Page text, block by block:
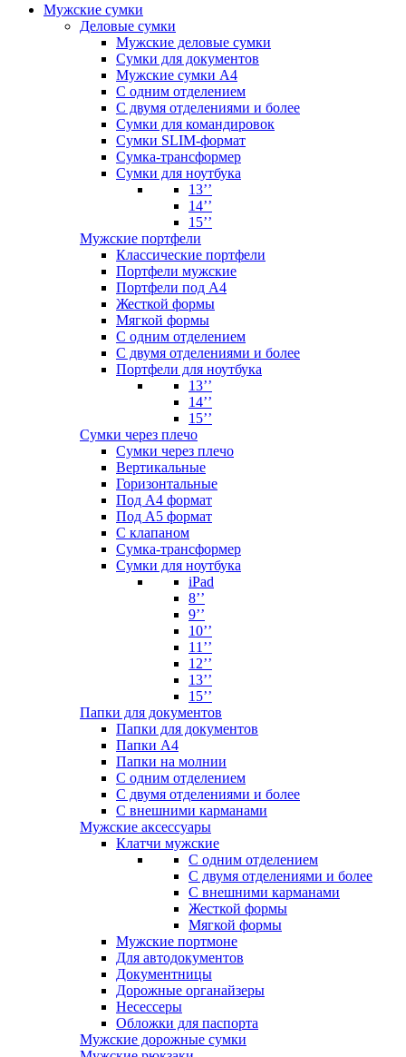
Мужские сумки
Деловые сумки
Мужские деловые сумки
Сумки для документов
Мужские сумки А4
С одним отделением
С двумя отделениями и более
Сумки для командировок
Сумки SLIM-формат
Сумка-трансформер
Сумки для ноутбука
13’’
14’’
15’’
Мужские портфели
Классические портфели
Портфели мужские
Портфели под А4
Жесткой формы
Мягкой формы
С одним отделением
С двумя отделениями и более
Портфели для ноутбука
13’’
14’’
15’’
Сумки через плечо
Сумки через плечо
Вертикальные
Горизонтальные
Под А4 формат
Под А5 формат
С клапаном
Сумка-трансформер
Сумки для ноутбука
iPad
8’’
9’’
10’’
11’’
12’’
13’’
15’’
Папки для документов
Папки для документов
Папки А4
Папки на молнии
С одним отделением
С двумя отделениями и более
С внешними карманами
Мужские аксессуары
Клатчи мужские
С одним отделением
С двумя отделениями и более
С внешними карманами
Жесткой формы
Мягкой формы
Мужские портмоне
Для автодокументов
Документницы
Дорожные органайзеры
Несессеры
Обложки для паспорта
Мужские дорожные сумки